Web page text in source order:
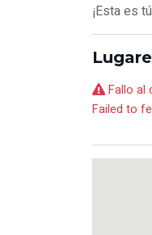
¡Esta es
Fallo al
Failed to